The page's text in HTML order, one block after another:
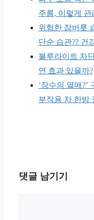
주름, 이렇게 관
위험한 잠버릇
단순 습관?? 건
블루라이트 차
연 효과 있을까?
‘장수의 열매?’
부작용 차 한방
댓글 남기기